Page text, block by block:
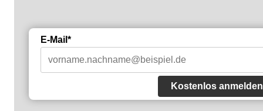
E-Mail*
Kostenlos anmelden